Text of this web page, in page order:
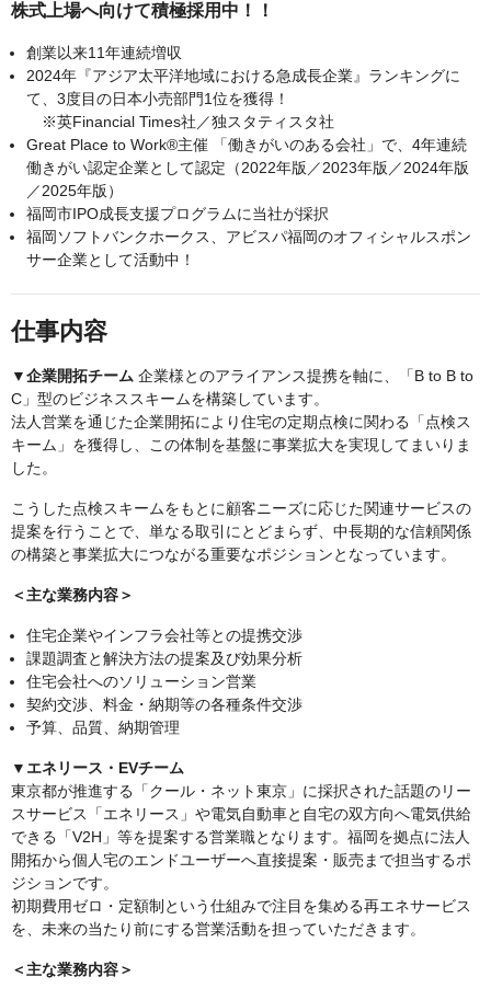
株式上場へ向けて積極採用中！！
創業以来11年連続増収
2024年『アジア太平洋地域における急成長企業』ランキングに
て、3度目の日本小売部門1位を獲得！
※英Financial Times社／独スタティスタ社
Great Place to Work®主催 「働きがいのある会社」で、4年連続
働きがい認定企業として認定（2022年版／2023年版／2024年版
／2025年版）
福岡市IPO成長支援プログラムに当社が採択
福岡ソフトバンクホークス、アビスパ福岡のオフィシャルスポン
サー企業として活動中！
仕事内容
▼企業開拓チーム 企業様とのアライアンス提携を軸に、「B to B to
C」型のビジネススキームを構築しています。
法人営業を通じた企業開拓により住宅の定期点検に関わる「点検ス
キーム」を獲得し、この体制を基盤に事業拡大を実現してまいりま
した。
こうした点検スキームをもとに顧客ニーズに応じた関連サービスの
提案を行うことで、単なる取引にとどまらず、中長期的な信頼関係
の構築と事業拡大につながる重要なポジションとなっています。
＜主な業務内容＞
住宅企業やインフラ会社等との提携交渉
課題調査と解決方法の提案及び効果分析
住宅会社へのソリューション営業
契約交渉、料金・納期等の各種条件交渉
予算、品質、納期管理
▼エネリース・EVチーム
東京都が推進する「クール・ネット東京」に採択された話題のリー
スサービス「エネリース」や電気自動車と自宅の双方向へ電気供給
できる「V2H」等を提案する営業職となります。福岡を拠点に法人
開拓から個人宅のエンドユーザーへ直接提案・販売まで担当するポ
ジションです。
初期費用ゼロ・定額制という仕組みで注目を集める再エネサービス
を、未来の当たり前にする営業活動を担っていただきます。
＜主な業務内容＞